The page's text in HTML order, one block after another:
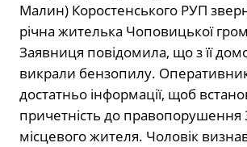
Малин) Коростенського РУП
річна жителька Чоповицької
Заявниця повідомила, що з її
викрали бензопилу.
достатньо інформації, щоб
причетність до правопорушення
місцевого жителя. Чоловік